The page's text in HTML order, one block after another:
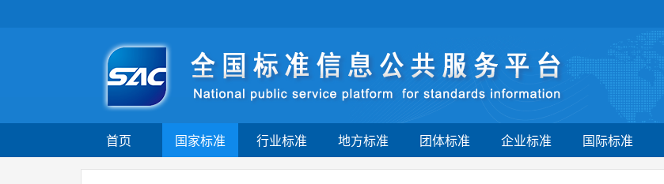
首页 国家标准 行业标准 地方标准 团体标准 企业标准 国际标准